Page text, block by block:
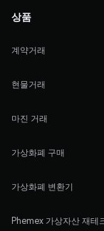
상품
계약거래
현물거래
마진 거래
가상화폐 구매
가상화폐 변환기
Phemex 가상자산 재테